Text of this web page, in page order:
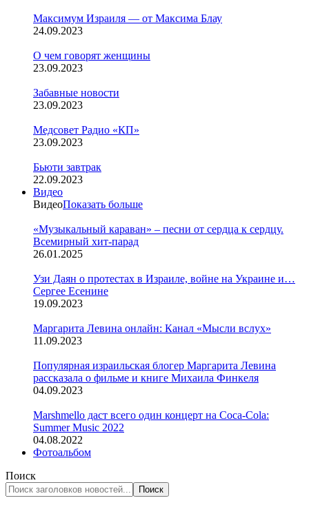
Максимум Израиля — от Максима Блау
24.09.2023
О чем говорят женщины
23.09.2023
Забавные новости
23.09.2023
Медсовет Радио «КП»
23.09.2023
Бьюти завтрак
22.09.2023
Видео
ВидеоПоказать больше
«Музыкальный караван» – песни от сердца к сердцу.
Всемирный хит-парад
26.01.2025
Узи Даян о протестах в Израиле, войне на Украине и…
Сергее Есенине
19.09.2023
Маргарита Левина онлайн: Канал «Мысли вслух»
11.09.2023
Популярная израильская блогер Маргарита Левина
рассказала о фильме и книге Михаила Финкеля
04.09.2023
Marshmello даст всего один концерт на Coca-Cola:
Summer Music 2022
04.08.2022
Фотоальбом
Поиск